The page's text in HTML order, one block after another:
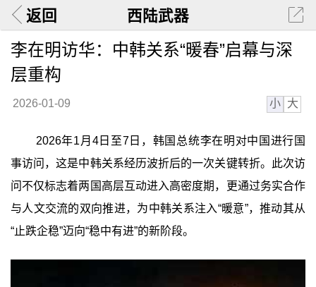
返回 西陆武器
李在明访华：中韩关系“暖春”启幕与深
层重构
2026-01-09 小 大
2026年1月4日至7日，韩国总统李在明对中国进行国
事访问，这是中韩关系经历波折后的一次关键转折。此次访
问不仅标志着两国高层互动进入高密度期，更通过务实合作
与人文交流的双向推进，为中韩关系注入“暖意”，推动其从
“止跌企稳”迈向“稳中有进”的新阶段。